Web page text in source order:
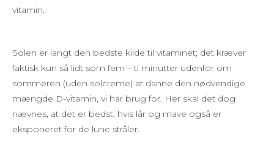
vitamin.
Solen er langt den bedste kilde til vitaminet; det kræver
faktisk kun så lidt som fem – ti minutter udenfor om
sommeren (uden solcreme) at danne den nødvendige
mængde D-vitamin, vi har brug for. Her skal det dog
nævnes, at det er bedst, hvis lår og mave også er
eksponeret for de lune stråler.